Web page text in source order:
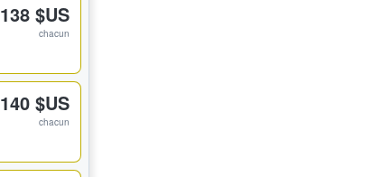
138 $US
chacun
140 $US
chacun